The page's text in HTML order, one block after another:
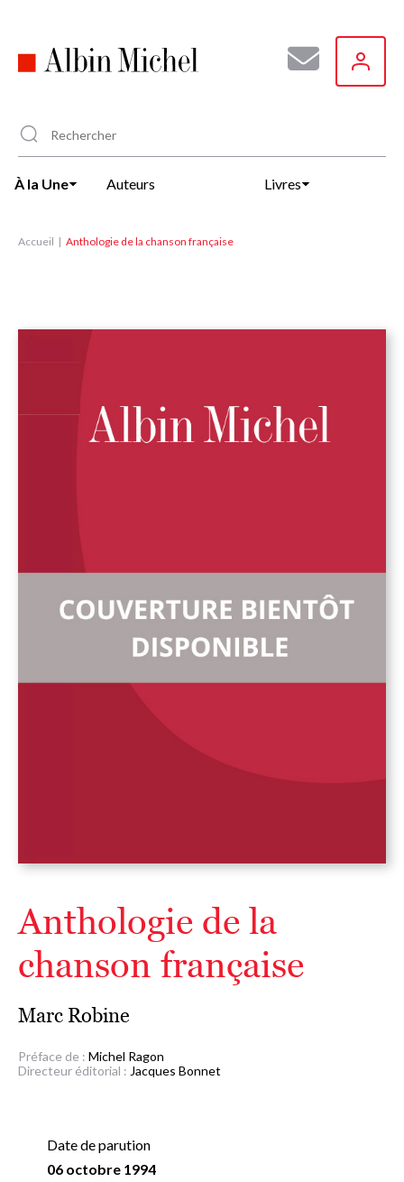
principal
À la Une Auteurs Livres
Accueil Anthologie de la chanson française
Anthologie de la
chanson française
Marc Robine
Préface de : Michel Ragon
Directeur éditorial : Jacques Bonnet
Date de parution
06 octobre 1994